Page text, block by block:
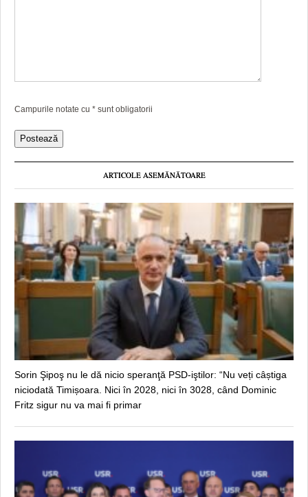
Campurile notate cu * sunt obligatorii
ARTICOLE ASEMĂNĂTOARE
Sorin Şipoş nu le dă nicio speranţă PSD-iştilor: “Nu veți câștiga
niciodată Timișoara. Nici în 2028, nici în 3028, când Dominic
Fritz sigur nu va mai fi primar